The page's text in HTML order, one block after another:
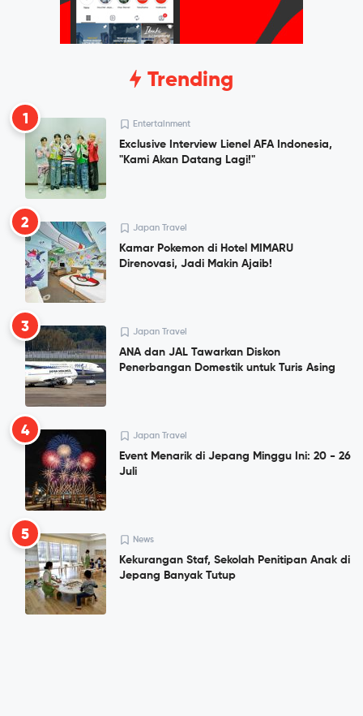
Trending
1 Entertainment
Exclusive Interview Lienel AFA Indonesia,
"Kami Akan Datang Lagi!"
2 Japan Travel
Kamar Pokemon di Hotel MIMARU
Direnovasi, Jadi Makin Ajaib!
3 Japan Travel
ANA dan JAL Tawarkan Diskon
Penerbangan Domestik untuk Turis Asing
4 Japan Travel
Event Menarik di Jepang Minggu Ini: 20 - 26
Juli
5 News
Kekurangan Staf, Sekolah Penitipan Anak di
Jepang Banyak Tutup